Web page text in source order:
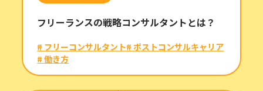
フリーランスの戦略コンサルタントとは？
# フリーコンサルタント# ポストコンサルキャリア
# 働き方